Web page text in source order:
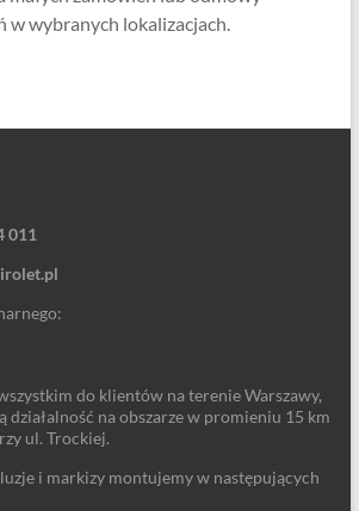
w wybranych lokalizacjach.
011
do klientów na terenie Warszawy,
działalność na obszarze w promieniu 15 km
ul. Trockiej.
i markizy montujemy w następujących